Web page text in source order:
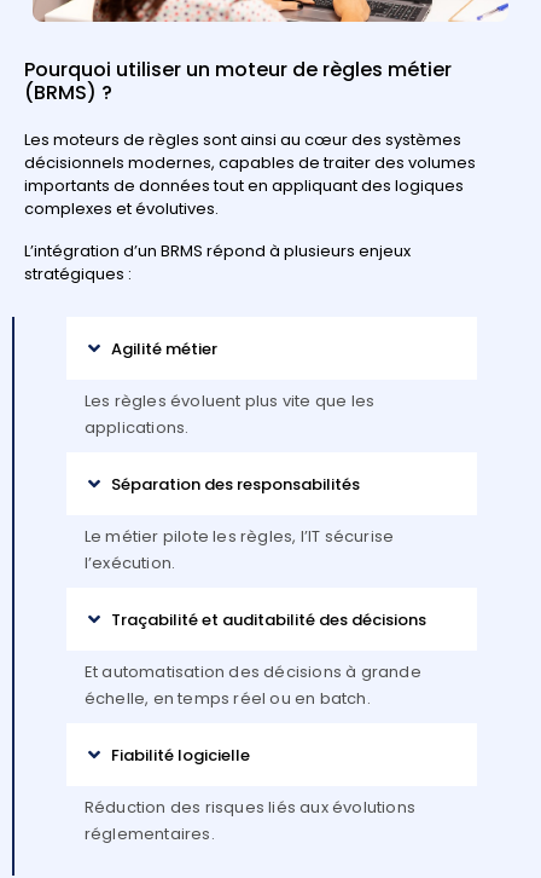
Pourquoi utiliser un moteur de règles métier
(BRMS) ?
Les moteurs de règles sont ainsi au cœur des systèmes
décisionnels modernes, capables de traiter des volumes
importants de données tout en appliquant des logiques
complexes et évolutives.
L’intégration d’un BRMS répond à plusieurs enjeux
stratégiques :
Agilité métier
Les règles évoluent plus vite que les
applications.
Séparation des responsabilités
Le métier pilote les règles, l’IT sécurise
l’exécution.
Traçabilité et auditabilité des décisions
Et automatisation des décisions à grande
échelle, en temps réel ou en batch.
Fiabilité logicielle
Réduction des risques liés aux évolutions
réglementaires.